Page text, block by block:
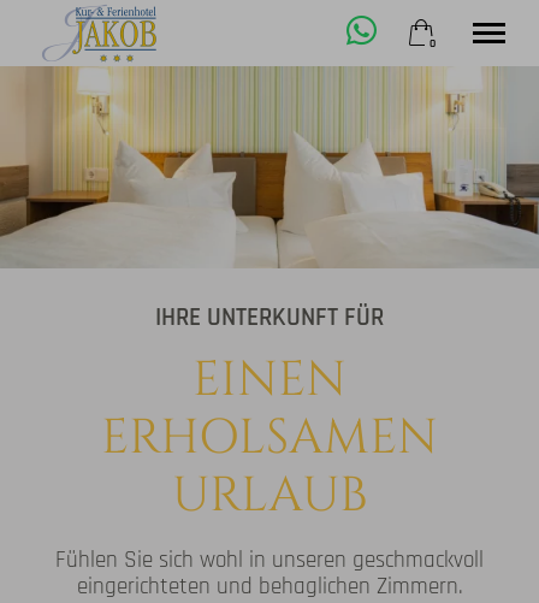
2 Erwachsene
Unterkunft
Wellness
+49 8362 9132-0
0
IHRE UNTERKUNFT FÜR
EINEN
ERHOLSAMEN
URLAUB
Fühlen Sie sich wohl in unseren geschmackvoll
eingerichteten und behaglichen Zimmern.